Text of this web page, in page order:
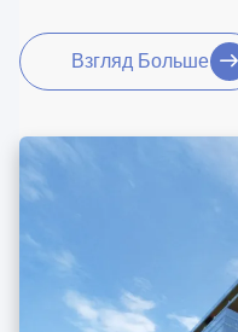
Взгляд Больше